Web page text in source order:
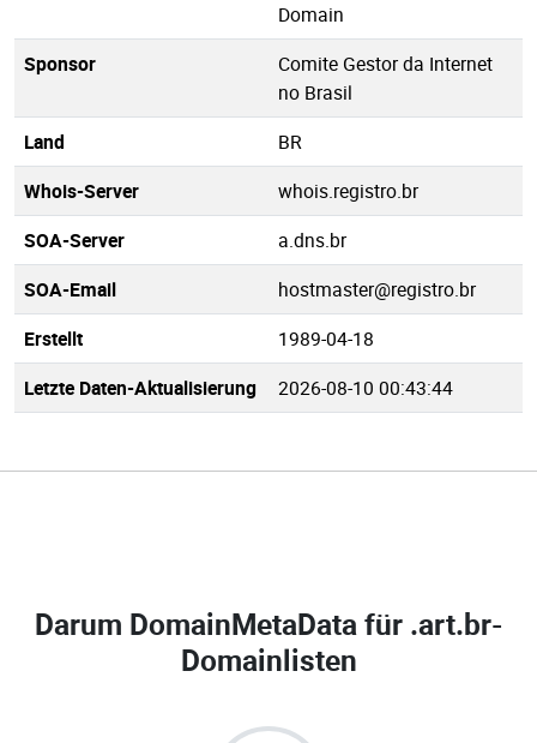
Domain
Sponsor
Comite Gestor da Internet
no Brasil
Land
BR
Whois-Server
whois.registro.br
SOA-Server
a.dns.br
SOA-Email
hostmaster@registro.br
Erstellt
1989-04-18
Letzte Daten-Aktualisierung
2026-08-10 00:43:44
Darum DomainMetaData für .art.br-
Domainlisten